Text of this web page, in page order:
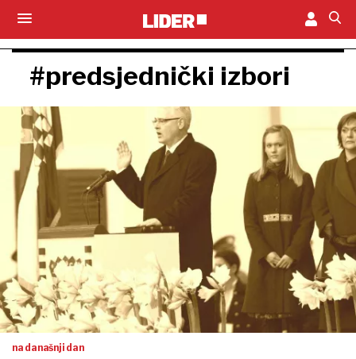
#predsjednički izbori
na današnji dan